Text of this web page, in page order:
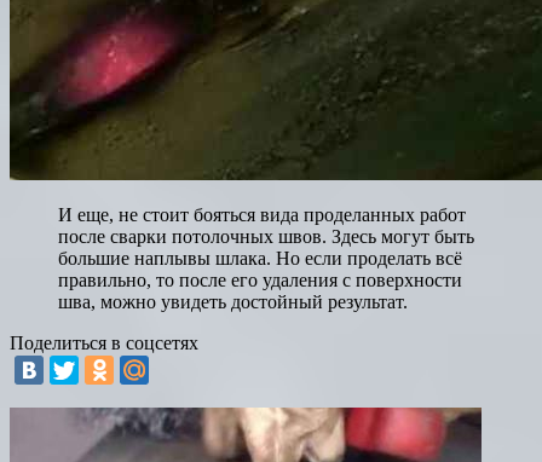
И еще, не стоит бояться вида проделанных работ
после сварки потолочных швов. Здесь могут быть
большие наплывы шлака. Но если проделать всё
правильно, то после его удаления с поверхности
шва, можно увидеть достойный результат.
Поделиться в соцсетях